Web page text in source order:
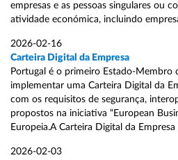
empresas e as pessoas singulares ou
atividade económica, incluindo
2026-02-16
Carteira Digital da Empresa
Portugal é o primeiro Estado-Membro
implementar uma Carteira Digital da
com os requisitos de segurança,
propostos na iniciativa “European
Europeia.A Carteira Digital da Empresa
2026-02-03